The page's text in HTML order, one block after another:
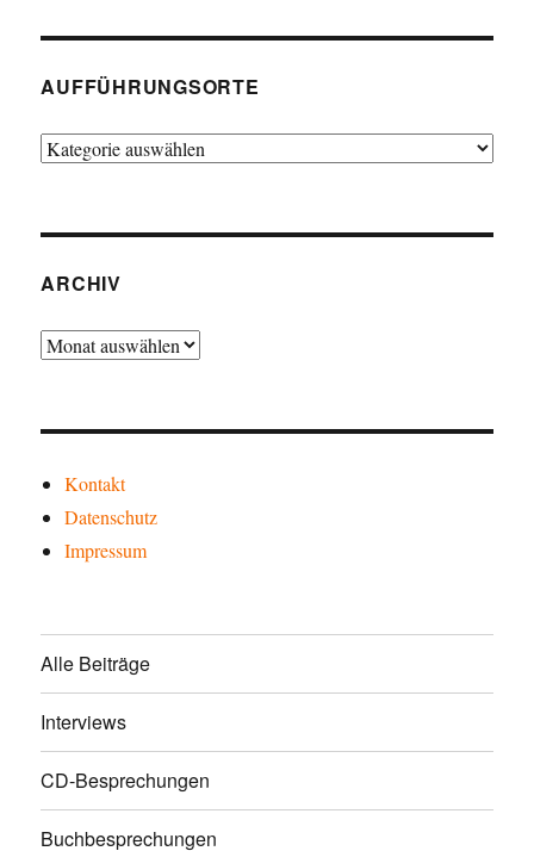
AUFFÜHRUNGSORTE
Aufführungsorte
ARCHIV
Archiv
Kontakt
Datenschutz
Impressum
Alle Beiträge
Interviews
CD-Besprechungen
Buchbesprechungen